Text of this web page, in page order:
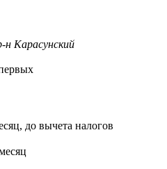
н Карасунский
до вычета налогов